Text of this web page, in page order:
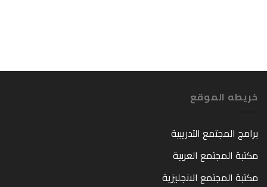
خريطه الموقع
برامج المجتمع التدريبية
مكتبة المجتمع العربية
مكتبة المجتمع الانجليزية